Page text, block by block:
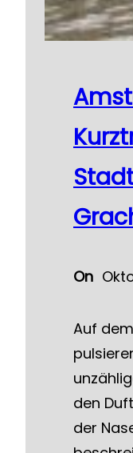
On
Auf
den
der